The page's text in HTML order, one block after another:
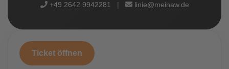
+49 2642 9942281 | linie@meinaw.de
Ticket öffnen